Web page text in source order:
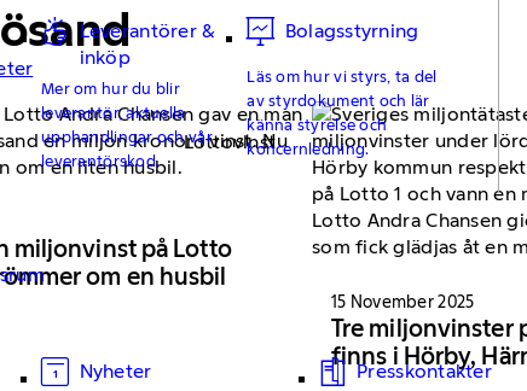
Leverantörer &
inköp
Mer om hur du blir
leverantör, aktuella
upphandlingar och vår
leverantörskod.
Bolagsstyrning
Läs om hur vi styrs, ta del
av styrdokument och lär
känna styrelse och
koncernledning.
Nyheter Presskontakter
Lottovinst
miljonvinst på Lotto
om en husbil
15 November 2025
Tre miljonvinster
finns i Hörby,